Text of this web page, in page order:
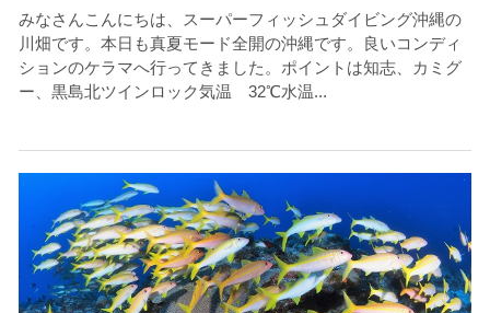
みなさんこんにちは、スーパーフィッシュダイビング沖縄の
川畑です。本日も真夏モード全開の沖縄です。良いコンディ
ションのケラマへ行ってきました。ポイントは知志、カミグ
ー、黒島北ツインロック気温 32℃水温...